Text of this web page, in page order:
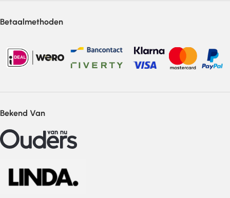
Betaalmethoden
Bekend Van